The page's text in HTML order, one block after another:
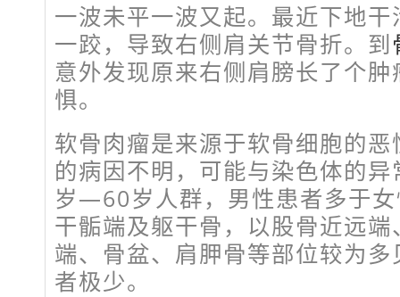
一波未平一波又起。最近下地
一跤，导致右侧肩关节骨折。到
意外发现原来右侧肩膀长了个
惧。
软骨肉瘤是来源于软骨细胞的
的病因不明，可能与染色体的
岁—60岁人群，男性患者多于
干骺端及躯干骨，以股骨近远
端、骨盆、肩胛骨等部位较为
者极少。